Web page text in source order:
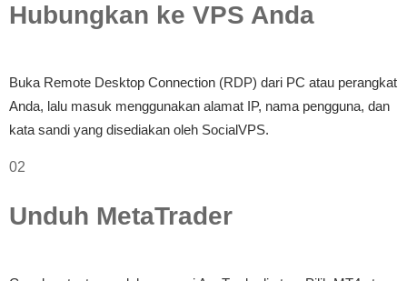
Hubungkan ke VPS Anda
Buka Remote Desktop Connection (RDP) dari PC atau perangkat
Anda, lalu masuk menggunakan alamat IP, nama pengguna, dan
kata sandi yang disediakan oleh SocialVPS.
02
Unduh MetaTrader